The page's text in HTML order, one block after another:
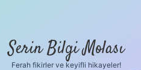
Serin Bilgi Molası
Ferah fikirler ve keyifli hikayeler!